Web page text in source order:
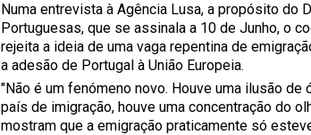
Numa entrevista à Agência Lusa, a propósito do
Portuguesas, que se assinala a 10 de Junho, o
rejeita a ideia de uma vaga repentina de
a adesão de Portugal à União Europeia.
"Não é um fenómeno novo. Houve uma ilusão
país de imigração, houve uma concentração do
mostram que a emigração praticamente só